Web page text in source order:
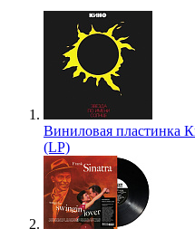
Виниловая пластинка
(LP)